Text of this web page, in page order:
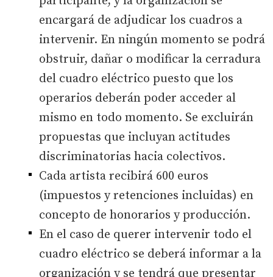
encargará de adjudicar los cuadros a
intervenir. En ningún momento se podrá
obstruir, dañar o modificar la cerradura
del cuadro eléctrico puesto que los
operarios deberán poder acceder al
mismo en todo momento. Se excluirán
propuestas que incluyan actitudes
discriminatorias hacia colectivos.
Cada artista recibirá 600 euros
(impuestos y retenciones incluidas) en
concepto de honorarios y producción.
En el caso de querer intervenir todo el
cuadro eléctrico se deberá informar a la
organización y se tendrá que presentar